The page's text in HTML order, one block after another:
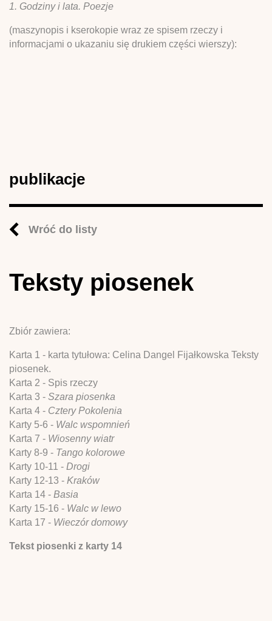
1. Godziny i lata. Poezje
(maszynopis i kserokopie wraz ze spisem rzeczy i
informacjami o ukazaniu się drukiem części wierszy):
publikacje
Wróć do listy
Teksty piosenek
Zbiór zawiera:
Karta 1 - karta tytułowa: Celina Dangel Fijałkowska Teksty
piosenek.
Karta 2 - Spis rzeczy
Karta 3 - Szara piosenka
Karta 4 - Cztery Pokolenia
Karty 5-6 - Walc wspomnień
Karta 7 - Wiosenny wiatr
Karty 8-9 - Tango kolorowe
Karty 10-11 - Drogi
Karty 12-13 - Kraków
Karta 14 - Basia
Karty 15-16 - Walc w lewo
Karta 17 - Wieczór domowy
Tekst piosenki z karty 14